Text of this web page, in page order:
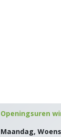
Openingsuren
Maandag,